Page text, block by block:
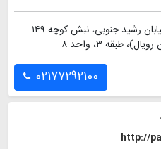
فلکه اول تهرانپارس ، خیابان رشید جنوبی، نبش کوچه ۱۴۹
02177292100
http://